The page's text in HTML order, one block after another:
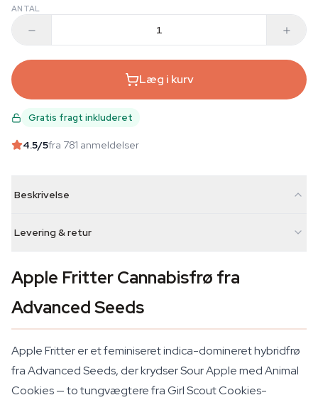
ANTAL
Læg i kurv
Gratis fragt inkluderet
4.5/5fra 781 anmeldelser
Beskrivelse
Levering & retur
Apple Fritter Cannabisfrø fra
Advanced Seeds
Apple Fritter er et feminiseret indica-domineret hybridfrø
fra Advanced Seeds, der krydser Sour Apple med Animal
Cookies — to tungvægtere fra Girl Scout Cookies-